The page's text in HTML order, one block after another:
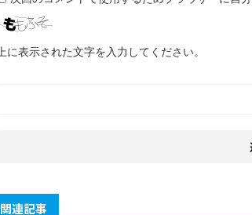
上に表示された文字を入力してください。
関連記事